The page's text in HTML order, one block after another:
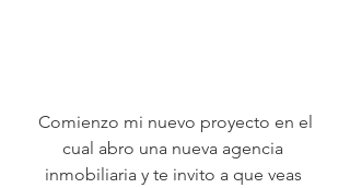
cual abro una nueva agencia
inmobiliaria y te invito a que veas